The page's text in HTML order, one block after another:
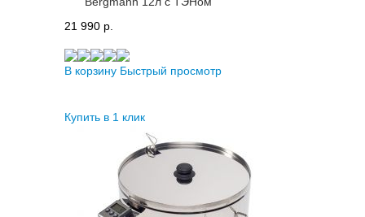
21 990 p.
В корзину Быстрый просмотр
Купить в 1 клик